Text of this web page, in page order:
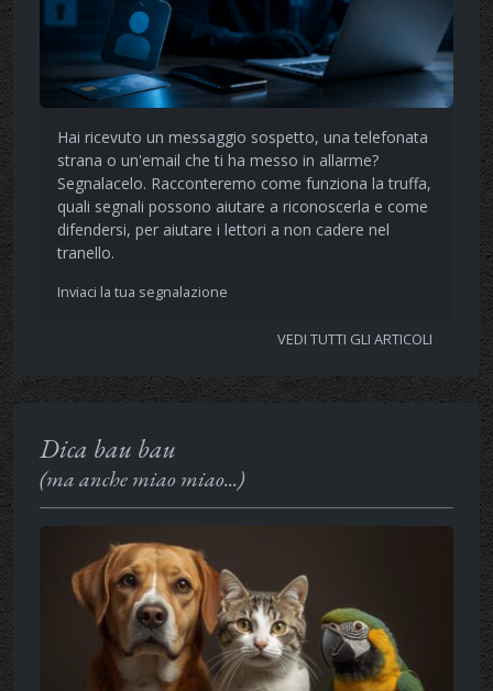
Hai ricevuto un messaggio sospetto, una telefonata
strana o un'email che ti ha messo in allarme?
Segnalacelo. Racconteremo come funziona la truffa,
quali segnali possono aiutare a riconoscerla e come
difendersi, per aiutare i lettori a non cadere nel
tranello.
Inviaci la tua segnalazione
VEDI TUTTI GLI ARTICOLI
Dica bau bau
(ma anche miao miao...)